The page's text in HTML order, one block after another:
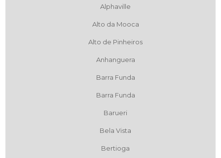
Alphaville
Alto da Mooca
Alto de Pinheiros
Anhanguera
Barra Funda
Barra Funda
Barueri
Bela Vista
Bertioga